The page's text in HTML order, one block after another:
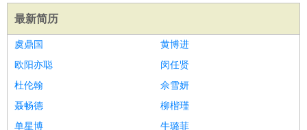
最新简历
虞鼎国
黄博进
欧阳亦聪
闵任贤
杜伦翰
佘雪妍
聂畅德
柳楷瑾
单星博
牛璐菲